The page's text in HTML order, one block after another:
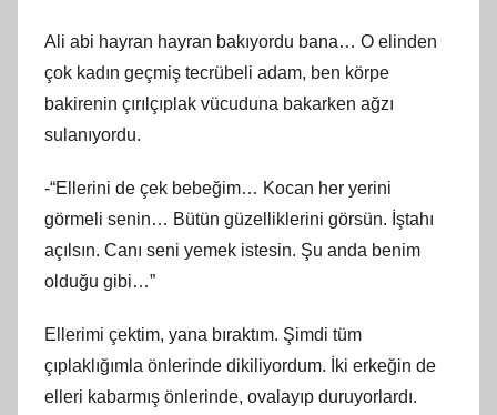
Ali abi hayran hayran bakıyordu bana… O elinden
çok kadın geçmiş tecrübeli adam, ben körpe
bakirenin çırılçıplak vücuduna bakarken ağzı
sulanıyordu.
-“Ellerini de çek bebeğim… Kocan her yerini
görmeli senin… Bütün güzelliklerini görsün. İştahı
açılsın. Canı seni yemek istesin. Şu anda benim
olduğu gibi…”
Ellerimi çektim, yana bıraktım. Şimdi tüm
çıplaklığımla önlerinde dikiliyordum. İki erkeğin de
elleri kabarmış önlerinde, ovalayıp duruyorlardı.